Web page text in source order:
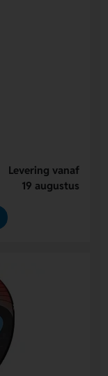
Levering vanaf
19 augustus